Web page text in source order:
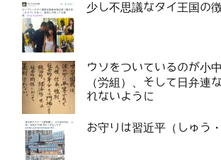
少し不思議なタイ王国の
ウソをついているのが小
（労組）、そして日弁連
れないように
お守りは習近平（しゅう